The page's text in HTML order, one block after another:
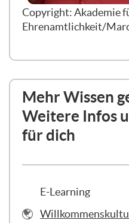
Copyright:Akademie
Ehrenamtlichkeit/
Mehr Wissen
Weitere Infos
für dich
URL
E-Learning